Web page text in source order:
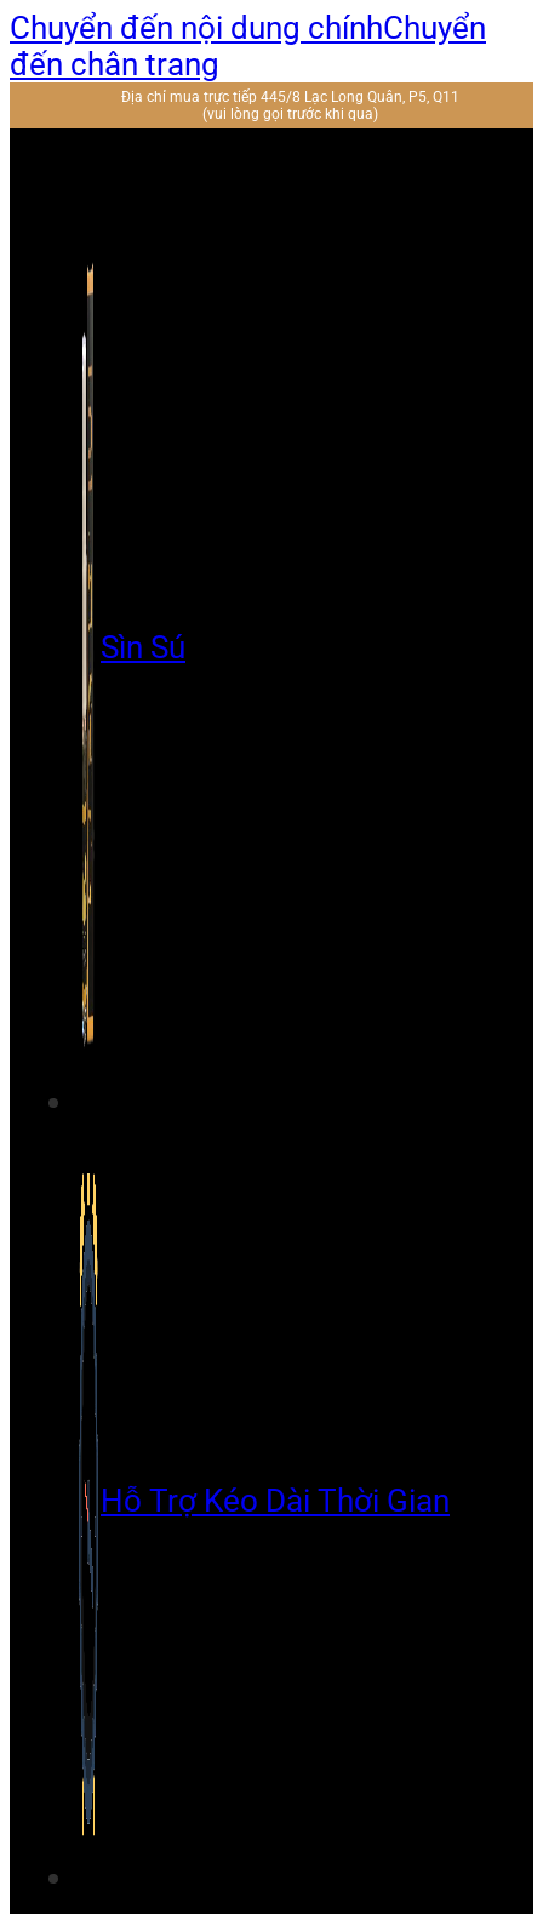
Chuyển đến nội dung chínhChuyển
đến chân trang
Địa chỉ mua trực tiếp 445/8 Lạc Long Quân, P5, Q11
(vui lòng gọi trước khi qua)
Sìn Sú
Hỗ Trợ Kéo Dài Thời Gian